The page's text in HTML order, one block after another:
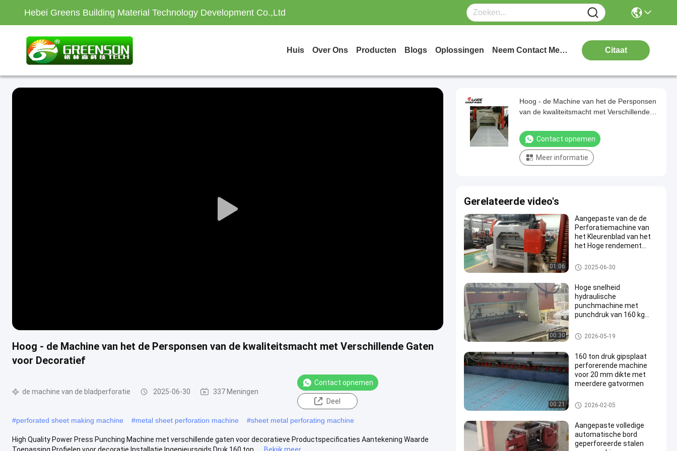
Hebei Greens Building Material Technology Development Co.,Ltd
Huis Over Ons Producten Blogs Oplossingen Neem Contact Met Ons Op Citaat
Play
Hoog - de Machine van het de Persponsen van de kwaliteitsmacht met Verschillende Gaten
voor Decoratief
de machine van de bladperforatie 2025-06-30 337 Meningen
Contact opnemen
Deel
#perforated sheet making machine #metal sheet perforation machine #sheet metal perforating machine
High Quality Power Press Punching Machine met verschillende gaten voor decoratieve Productspecificaties Aantekening Waarde
Toepassing Profielen voor decoratie Installatie Ingenieursgids Druk 160 ton ....
Bekijk meer
Hoog - de Machine van het de Persponsen
van de kwaliteitsmacht met Verschillende
Contact opnemen
Meer informatie
Gerelateerde video's
01:06
Aangepaste van de de
Perforatiemachine van
het Kleurenblad van het
het Hoge rendement
Ponsenmachine
de machine van de bladperfora
tie
2025-06-30
00:30
Hoge snelheid
hydraulische
punchmachine met
punchdruk van 160 kg
gatvormen in panelen
de machine van de bladperfora
tie
2026-05-19
00:21
160 ton druk gipsplaat
perforerende machine
voor 20 mm dikte met
meerdere gatvormen
de machine van de bladperfora
tie
2026-02-05
Aangepaste volledige
automatische bord
geperforeerde stalen